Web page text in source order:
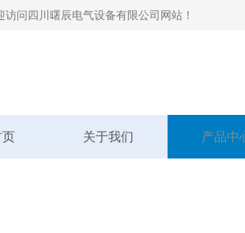
访问四川曙辰电气设备有限公司网站！
页 关于我们 产品中